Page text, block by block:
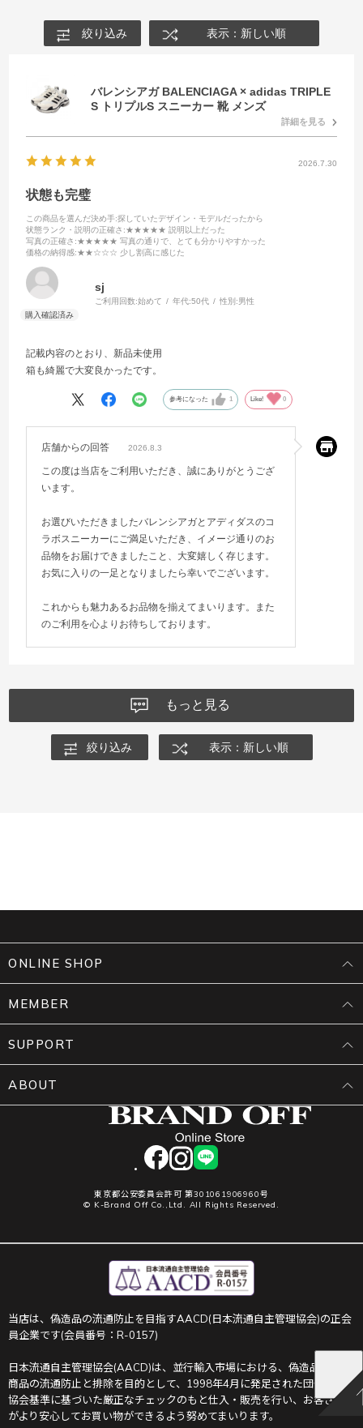
絞り込み 表示：新しい順
バレンシアガ BALENCIAGA × adidas TRIPLE
S トリプルS スニーカー 靴 メンズ
詳細を見る
2026.7.30
状態も完璧
この商品を選んだ決め手:探していたデザイン・モデルだったから
状態ランク・説明の正確さ :★★★★★ 説明以上だった
写真の正確さ :★★★★★ 写真の通りで、とても分かりやすかった
価格の納得感:★★☆☆☆ 少し割高に感じた
sj
ご利用回数:始めて 年代:50代 性別:男性
記載内容のとおり、新品未使用
箱も綺麗で大変良かったです。
参考になった 1 Like! 0
店舗からの回答 2026.8.3
この度は当店をご利用いただき、誠にありがとうござ
います。
お選びいただきましたバレンシアガとアディダスのコ
ラボスニーカーにご満足いただき、イメージ通りのお
品物をお届けできましたこと、大変嬉しく存じます。
お気に入りの一足となりましたら幸いでございます。
これからも魅力あるお品物を揃えてまいります。また
のご利用を心よりお待ちしております。
もっと見る
絞り込み 表示：新しい順
facebookinstagram
LINE
東京都公安委員会許可 第301061906960号
© K-Brand Off Co.,Ltd. All Rights Reserved.
ONLINE SHOP
MEMBER
SUPPORT
ABOUT
当店は、偽造品の流通防止を目指すAACD(日本流通自主管理協会)の正会
員企業です(会員番号：R-0157)
日本流通自主管理協会(AACD)は、並行輸入市場における、偽造品や不正
商品の流通防止と排除を目的として、1998年4月に発足された団体です。
協会基準に基づいた厳正なチェックのもと仕入・販売を行い、お客さま
がより安心してお買い物ができるよう努めてまいります。